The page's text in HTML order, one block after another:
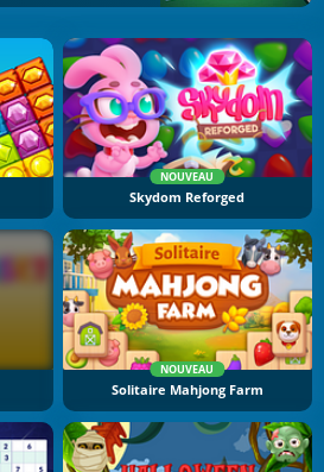
NOUVEAU
Skydom Reforged
NOUVEAU
Solitaire Mahjong Farm